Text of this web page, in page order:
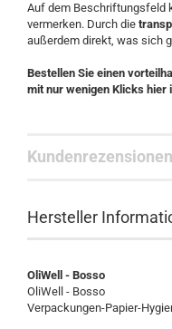
Auf dem Beschriftungsfeld
vermerken. Durch die
außerdem direkt, was sich
Bestellen Sie einen
mit nur wenigen Klicks hier
Kundenrezensionen
Hersteller
OliWell - Bosso
OliWell - Bosso
Verpackungen-Papier-